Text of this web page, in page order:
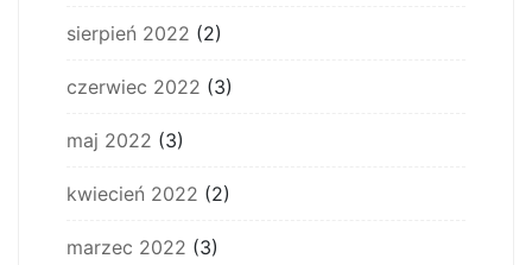
sierpień 2022 (2)
czerwiec 2022 (3)
maj 2022 (3)
kwiecień 2022 (2)
marzec 2022 (3)